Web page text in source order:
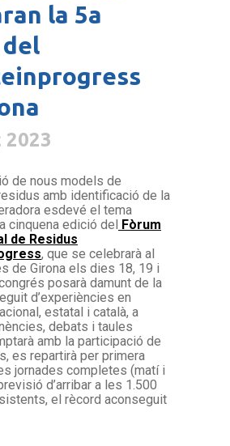
la 5a
2023
de nous models de
amb identificació de la
esdevé el tema
cinquena edició del Fòrum
de Residus
, que se celebrarà al
de Girona els dies 18, 19 i
posarà damunt de la
d’experiències en
estatal i català, a
debats i taules
amb la participació de
es repartirà per primera
jornades completes (matí i
d’arribar a les 1.500
el rècord aconseguit